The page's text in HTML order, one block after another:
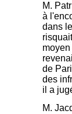
M.
à
dans
de
des
il a
M.